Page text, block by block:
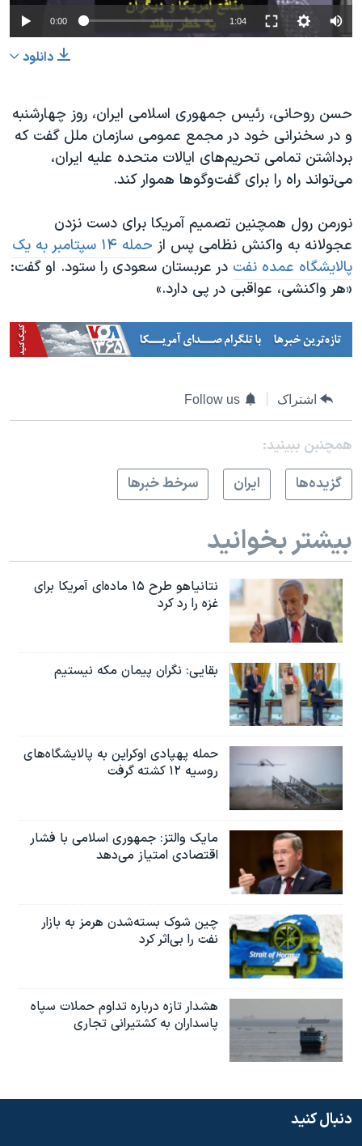
0:00 1:04
دانلود
حسن روحانی، رئیس جمهوری اسلامی ایران، روز چهارشنبه
و در سخنرانی خود در مجمع عمومی سازمان ملل گفت که
برداشتن تمامی تحریم‌های ایالات متحده علیه ایران،
می‌تواند راه را برای گفت‌وگوها هموار کند.
نورمن رول همچنین تصمیم آمریکا برای دست نزدن
عجولانه به واکنش نظامی پس از حمله
۱۴ سپتامبر به یک
پالایشگاه عمده نفت در عربستان سعودی را ستود. او گفت:
«هر واکنشی، عواقبی در پی دارد.»
اشتراک Follow us
همچنبن ببینید:
گزيده‌ها
ايران سرخط خبرها
بیشتر بخوانید
نتانیاهو طرح ۱۵ ماده‌ای آمریکا برای
غزه را رد کرد
بقایی: نگران پیمان مکه نیستیم
حمله پهپادی اوکراین به پالایشگاه‌های
روسیه ۱۲ کشته گرفت
مایک والتز: جمهوری اسلامی با فشار
اقتصادی امتیاز می‌دهد
چین شوک بسته‌شدن هرمز به بازار
نفت را بی‌اثر کرد
هشدار تازه درباره تداوم حملات سپاه
پاسداران به کشتیرانی تجاری
دنبال کنید